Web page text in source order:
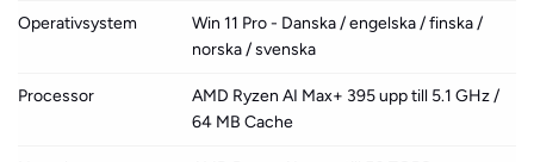
Operativsystem
Win 11 Pro - Danska / engelska / finska /
norska / svenska
Processor
AMD Ryzen AI Max+ 395 upp till 5.1 GHz /
64 MB Cache